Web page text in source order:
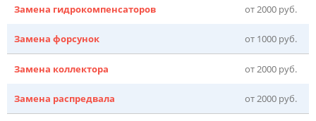
Замена гидрокомпенсаторов от 2000 руб.
Замена форсунок от 1000 руб.
Замена коллектора от 2000 руб.
Замена распредвала от 2000 руб.